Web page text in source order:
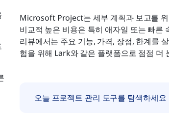
Microsoft Project는 세부 계획과 보고를
비교적 높은 비용은 특히 애자일 또는 빠른
리뷰에서는 주요 기능, 가격, 장점, 한계를
험을 위해 Lark와 같은 플랫폼으로 점점 더
오늘 프로젝트 관리 도구를 탐색하세요